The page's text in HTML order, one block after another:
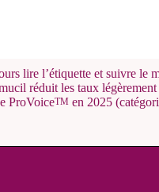
lire l’étiquette et suivre le
réduit les taux
ProVoiceTM en 2025